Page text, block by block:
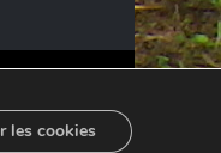
les cookies